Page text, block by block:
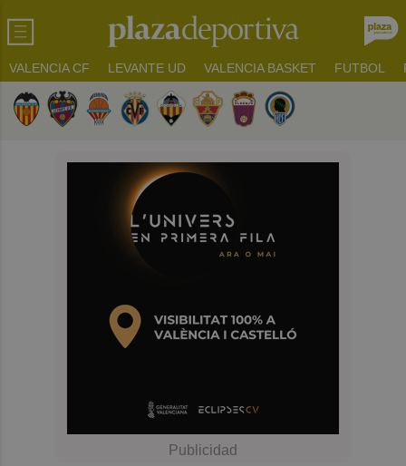
VALENCIA CF LEVANTE UD VALENCIA BASKET FUTBOL